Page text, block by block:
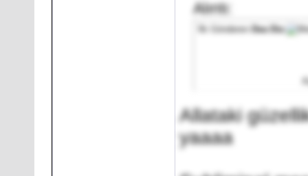
Alıntı:
İlk Gönderen Dea Dia
Allataki
yaaaa